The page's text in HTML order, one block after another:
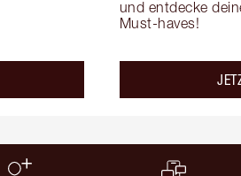
und entdecke
Must-haves!